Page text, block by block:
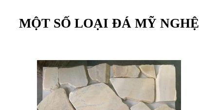
MỘT SỐ LOẠI ĐÁ MỸ NGHỆ